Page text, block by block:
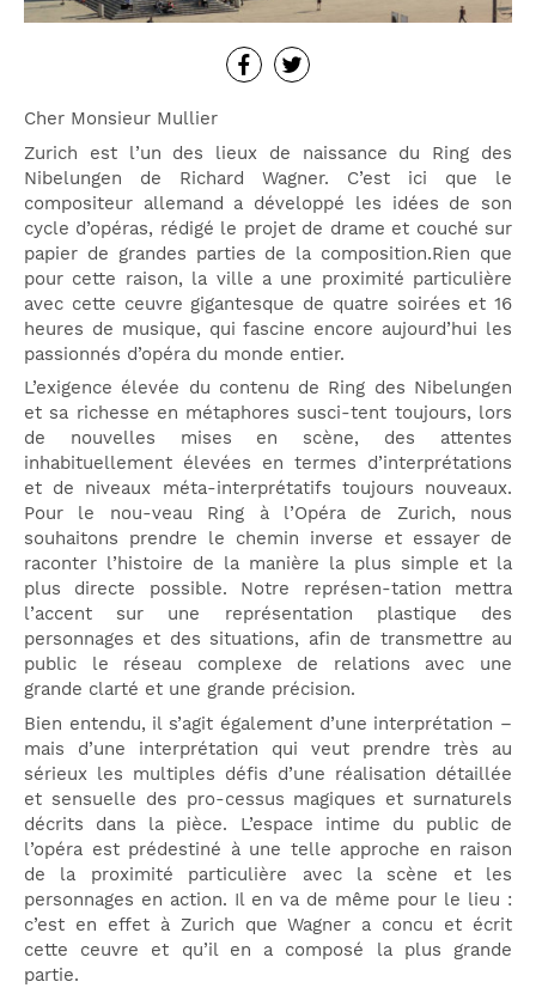
Cher Monsieur Mullier
Zurich est l’un des lieux de naissance du Ring des
Nibelungen de Richard Wagner. C’est ici que le
compositeur allemand a développé les idées de son
cycle d’opéras, rédigé le projet de drame et couché sur
papier de grandes parties de la composition.Rien que
pour cette raison, la ville a une proximité particulière
avec cette ceuvre gigantesque de quatre soirées et 16
heures de musique, qui fascine encore aujourd’hui les
passionnés d’opéra du monde entier.
L’exigence élevée du contenu de Ring des Nibelungen
et sa richesse en métaphores susci-tent toujours, lors
de nouvelles mises en scène, des attentes
inhabituellement élevées en termes d’interprétations
et de niveaux méta-interprétatifs toujours nouveaux.
Pour le nou-veau Ring à l’Opéra de Zurich, nous
souhaitons prendre le chemin inverse et essayer de
raconter l’histoire de la manière la plus simple et la
plus directe possible. Notre représen-tation mettra
l’accent sur une représentation plastique des
personnages et des situations, afin de transmettre au
public le réseau complexe de relations avec une
grande clarté et une grande précision.
Bien entendu, il s’agit également d’une interprétation –
mais d’une interprétation qui veut prendre très au
sérieux les multiples défis d’une réalisation détaillée
et sensuelle des pro-cessus magiques et surnaturels
décrits dans la pièce. L’espace intime du public de
l’opéra est prédestiné à une telle approche en raison
de la proximité particulière avec la scène et les
personnages en action. Il en va de même pour le lieu :
c’est en effet à Zurich que Wagner a concu et écrit
cette ceuvre et qu’il en a composé la plus grande
partie.